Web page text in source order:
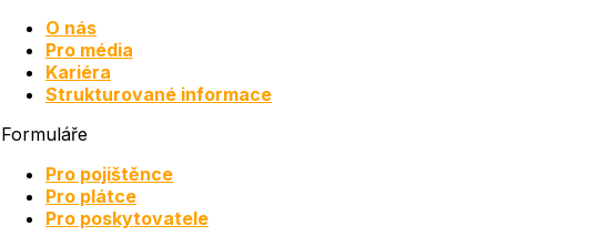
O nás
Pro média
Kariéra
Strukturované informace
Formuláře
Pro pojištěnce
Pro plátce
Pro poskytovatele